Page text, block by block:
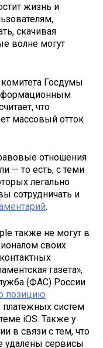
жизнь и
скачивая
волне могут
Госдумы
что
массовый отток
отношения
— то есть, с теми
легально
сотрудничать и
.
также не могут в
своих
газета»,
(ФАС) России
позицию
платежных систем
iOS. Также у
в связи с тем, что
удалены сервисы